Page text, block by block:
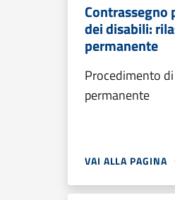
Contrassegno
dei disabili:
permanente
Procedimento
permanente
VAI ALLA PAGINA